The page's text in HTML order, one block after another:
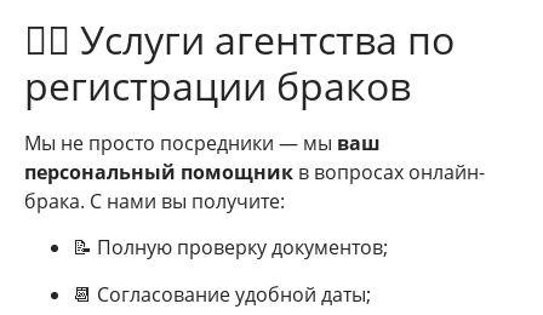
👩‍⚖️ Услуги агентства по
регистрации браков
Мы не просто посредники — мы ваш
персональный помощник в вопросах онлайн-
брака. С нами вы получите:
📝 Полную проверку документов;
📆 Согласование удобной даты;